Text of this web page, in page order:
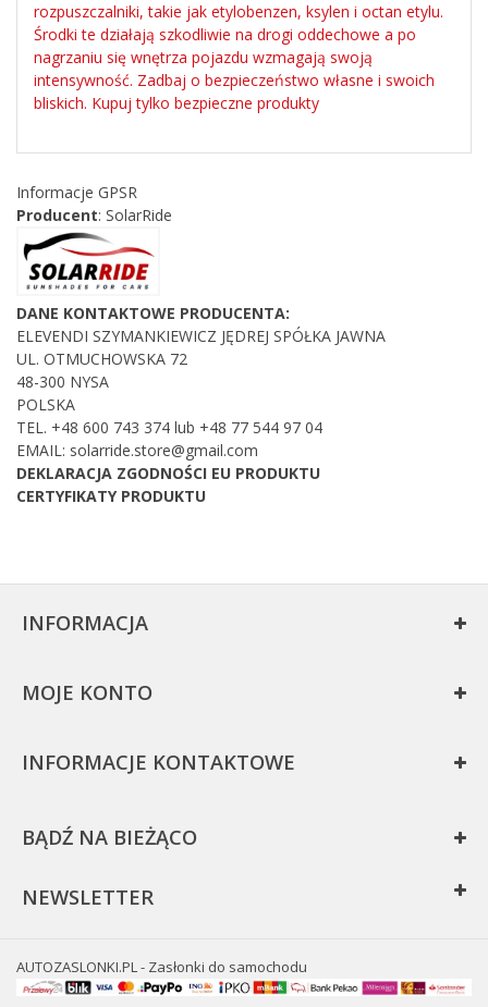
rozpuszczalniki, takie jak etylobenzen, ksylen i octan etylu.
Środki te działają szkodliwie na drogi oddechowe a po
nagrzaniu się wnętrza pojazdu wzmagają swoją
intensywność. Zadbaj o bezpieczeństwo własne i swoich
bliskich. Kupuj tylko bezpieczne produkty
Informacje GPSR
Producent: SolarRide
DANE KONTAKTOWE PRODUCENTA:
ELEVENDI SZYMANKIEWICZ JĘDREJ SPÓŁKA JAWNA
UL. OTMUCHOWSKA 72
48-300 NYSA
POLSKA
TEL. +48 600 743 374 lub +48 77 544 97 04
EMAIL: solarride.store@gmail.com
DEKLARACJA ZGODNOŚCI EU PRODUKTU
CERTYFIKATY PRODUKTU
INFORMACJA
MOJE KONTO
INFORMACJE KONTAKTOWE
BĄDŹ NA BIEŻĄCO
NEWSLETTER
AUTOZASLONKI.PL - Zasłonki do samochodu